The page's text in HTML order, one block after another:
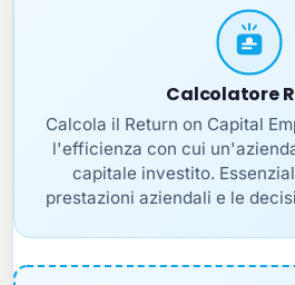
Calcolatore
Calcola il Return on Capital
l'efficienza con cui
capitale investito.
prestazioni aziendali e le